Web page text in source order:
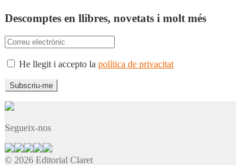
Descomptes en llibres, novetats i molt més
He llegit i accepto la política de privacitat
Segueix-nos
© 2026 Editorial Claret